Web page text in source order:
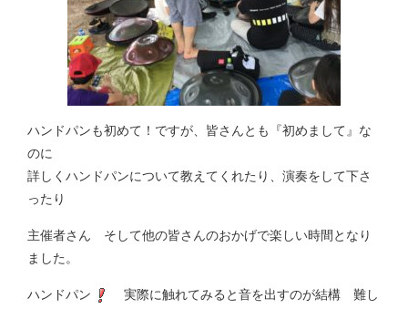
ハンドパンも初めて！ですが、皆さんとも『初めまして』な
のに
詳しくハンドパンについて教えてくれたり、演奏をして下さ
ったり
主催者さん そして他の皆さんのおかげで楽しい時間となり
ました。
ハンドパン
実際に触れてみると音を出すのが結構 難し